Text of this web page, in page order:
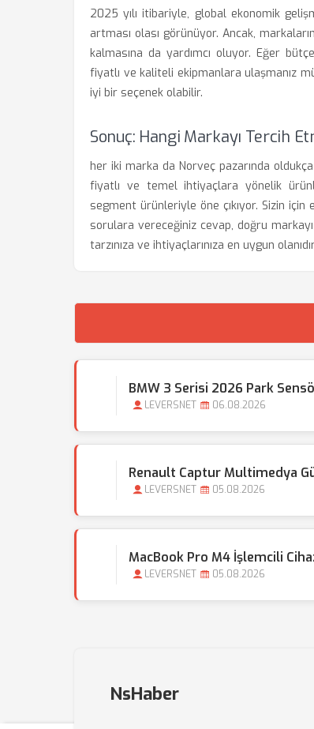
2025 yılı itibariyle, global ekonomik
artması olası görünüyor. Ancak,
kalmasına da yardımcı oluyor. Eğer
fiyatlı ve kaliteli ekipmanlara ulaşmanız
iyi bir seçenek olabilir.
Sonuç: Hangi Markayı Tercih
her iki marka da Norveç pazarında
fiyatlı ve temel ihtiyaçlara yönelik
segment ürünleriyle öne çıkıyor. Sizin
sorulara vereceğiniz cevap, doğru
tarzınıza ve ihtiyaçlarınıza en uygun
BMW 3 Serisi 2026 Park
LEVERSNET 06.08.2026
Renault Captur Multimedya
LEVERSNET 05.08.2026
MacBook Pro M4 İşlemcili
LEVERSNET 05.08.2026
NsHaber